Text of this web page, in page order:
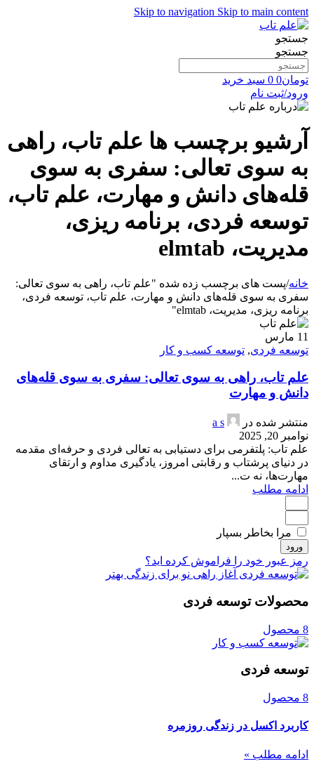
Skip to navigation Skip to main content
جستجو
جستجو
تومان0
0 سبد خرید
ورود/ثبت نام
آرشیو برچسب ها علم تاب، راهی
به سوی تعالی: سفری به سوی
قله‌های دانش و مهارت، علم تاب،
توسعه فردی، برنامه ریزی،
مدیریت، elmtab
خانه/پست های برچسب زده شده "علم تاب، راهی به سوی تعالی:
سفری به سوی قله‌های دانش و مهارت، علم تاب، توسعه فردی،
برنامه ریزی، مدیریت، elmtab"
11 مارس
توسعه فردی, توسعه کسب و کار
علم تاب، راهی به سوی تعالی: سفری به سوی قله‌های
دانش و مهارت
منتشر شده در
a s
نوامبر 20, 2025
علم تاب: پلتفرمی برای دستیابی به تعالی فردی و حرفه‌ای مقدمه
در دنیای پرشتاب و رقابتی امروز، یادگیری مداوم و ارتقای
مهارت‌ها، نه ت...
ادامه مطلب
مرا بخاطر بسپار
ورود
رمز عبور خود را فراموش کرده اید؟
محصولات توسعه فردی
8 محصول
توسعه فردی
8 محصول
کاربرد اکسل در زندگی روزمره
ادامه مطلب »